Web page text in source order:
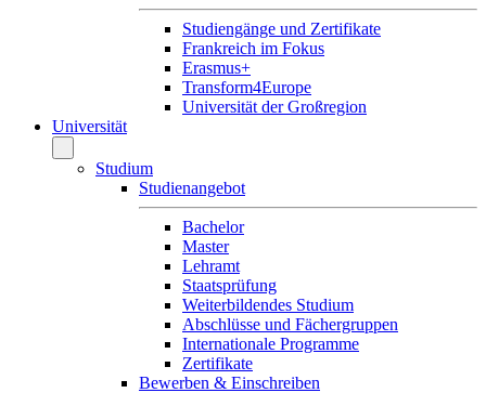
Studiengänge und Zertifikate
Frankreich im Fokus
Erasmus+
Transform4Europe
Universität der Großregion
Universität
Studium
Studienangebot
Bachelor
Master
Lehramt
Staatsprüfung
Weiterbildendes Studium
Abschlüsse und Fächergruppen
Internationale Programme
Zertifikate
Bewerben & Einschreiben